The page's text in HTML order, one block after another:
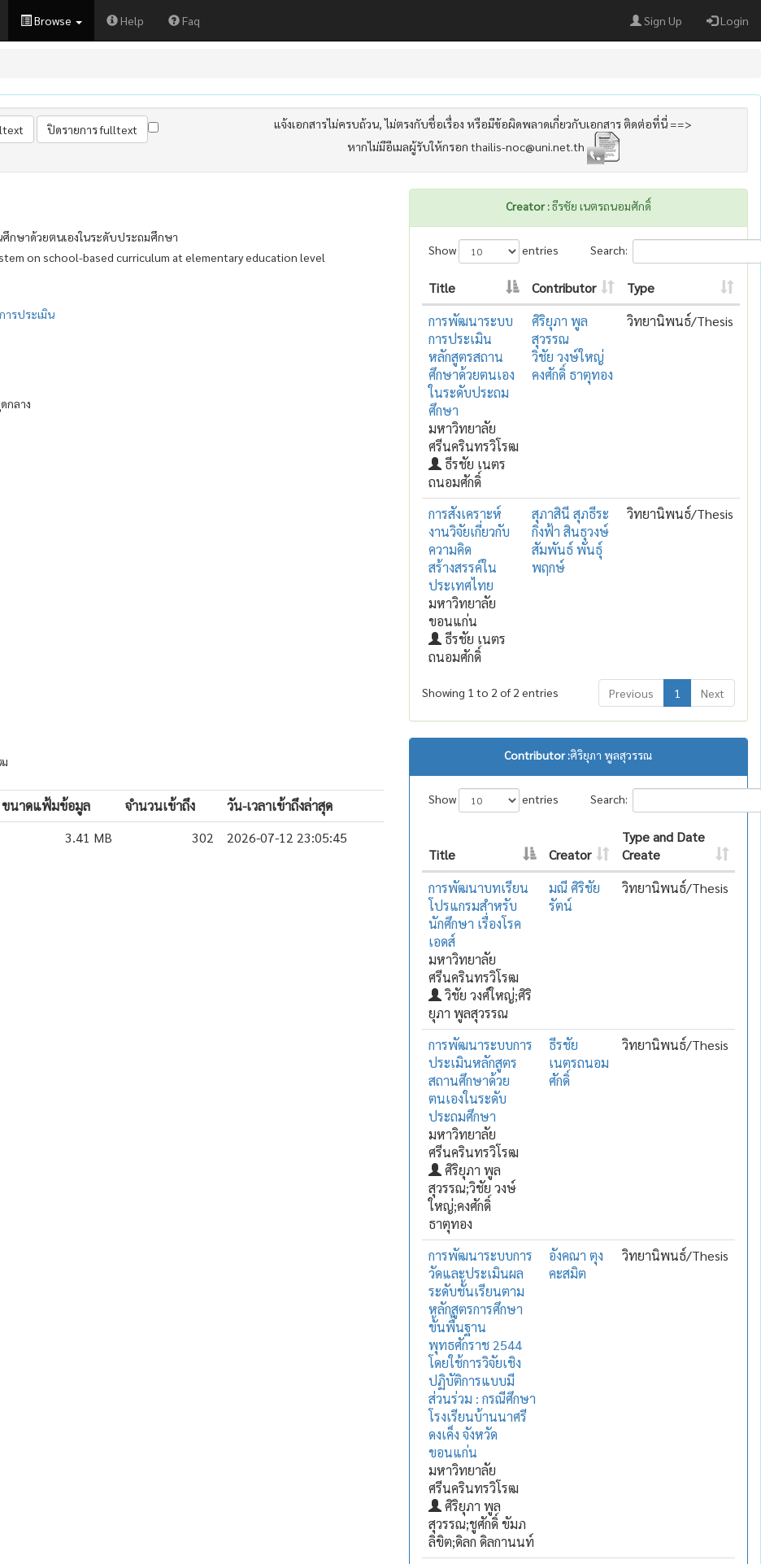
Browse Help Faq Sign Up Login
แจ้งเอกสารไม่ครบถ้วน, ไม่ตรงกับชื่อเรื่อง หรือมีข้อผิดพลาดเกี่ยวกับเอกสาร ติดต่อที่นี่ ==>
หากไม่มีอีเมลผู้รับให้กรอก thailis-noc@uni.net.th
ษาด้วยตนเองในระดับประถมศึกษา
on school-based curriculum at elementary education level
การประเมิน
กลาง
ขนาดแฟ้มข้อมูล จำนวนเข้าถึง
วัน-เวลาเข้าถึงล่าสุด
3.41 MB 302 2026-07-12 23:05:45
Creator :ธีรชัย เนตรถนอมศักดิ์
Show entries Search:
Title Contributor
Type
การพัฒนาระบบ
การประเมิน
หลักสูตรสถาน
ศึกษาด้วยตนเอง
ในระดับประถม
ศึกษา
มหาวิทยาลัย
ศรีนครินทรวิโรฒ
ธีรชัย เนตร
ถนอมศักดิ์
ศิริยุภา พูล
สุวรรณ
วิชัย วงษ์ใหญ่
คงศักดิ์ ธาตุทอง
วิทยานิพนธ์/Thesis
การสังเคราะห์
งานวิจัยเกี่ยวกับ
ความคิด
สร้างสรรค์ใน
ประเทศไทย
มหาวิทยาลัย
ขอนแก่น
ธีรชัย เนตร
ถนอมศักดิ์
สุภาสินี สุภธีระ
กิ่งฟ้า สินธุวงษ์
สัมพันธ์ พันธุ์
พฤกษ์
วิทยานิพนธ์/Thesis
Showing 1 to 2 of 2 entries Previous 1 Next
Contributor :ศิริยุภา พูลสุวรรณ
Show entries Search:
Title Creator
Type and Date
Create
การพัฒนาบทเรียน
โปรแกรมสำหรับ
นักศึกษา เรื่องโรค
เอดส์
มหาวิทยาลัย
ศรีนครินทรวิโรฒ
วิชัย วงศ์ใหญ่;ศิริ
ยุภา พูลสุวรรณ
มณี ศิริชัย
รัตน์
วิทยานิพนธ์/Thesis
การพัฒนาระบบการ
ประเมินหลักสูตร
สถานศึกษาด้วย
ตนเองในระดับ
ประถมศึกษา
มหาวิทยาลัย
ศรีนครินทรวิโรฒ
ศิริยุภา พูล
สุวรรณ;วิชัย วงษ์
ใหญ่;คงศักดิ์
ธาตุทอง
ธีรชัย
เนตรถนอม
ศักดิ์
วิทยานิพนธ์/Thesis
การพัฒนาระบบการ
วัดและประเมินผล
ระดับชั้นเรียนตาม
หลักสูตรการศึกษา
ขั้นพื้นฐาน
พุทธศักราช 2544
โดยใช้การวิจัยเชิง
ปฏิบัติการแบบมี
ส่วนร่วม : กรณีศึกษา
โรงเรียนบ้านนาศรี
ดงเค็ง จังหวัด
ขอนแก่น
มหาวิทยาลัย
ศรีนครินทรวิโรฒ
ศิริยุภา พูล
สุวรรณ;ชูศักดิ์ ขัมภ
ลิขิต;ดิลก ดิลกานนท์
อังคณา ตุง
คะสมิต
วิทยานิพนธ์/Thesis